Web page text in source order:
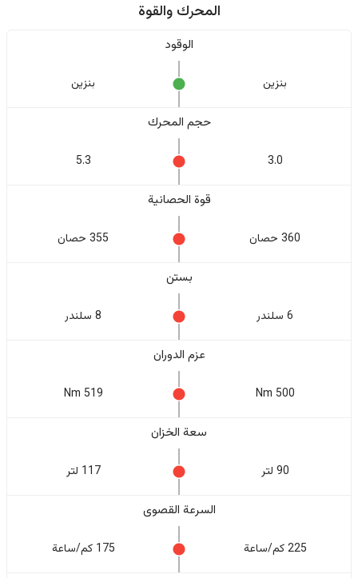
المحرك والقوة
الوقود
بنزين بنزين
حجم المحرك
3.0
5.3
قوة الحصانية
360 حصان 355 حصان
بستن
6 سلندر 8 سلندر
عزم الدوران
500 Nm
519 Nm
سعة الخزان
90 لتر 117 لتر
السرعة القصوى
225 كم/ساعة 175 كم/ساعة